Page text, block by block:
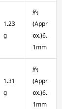
1.23
g
約
(Appr
ox.)6.
1mm
1.31
g
約
(Appr
ox.)6.
1mm